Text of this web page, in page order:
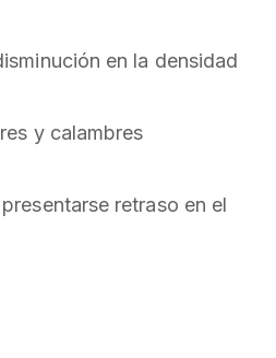
en la densidad
y calambres
retraso en el